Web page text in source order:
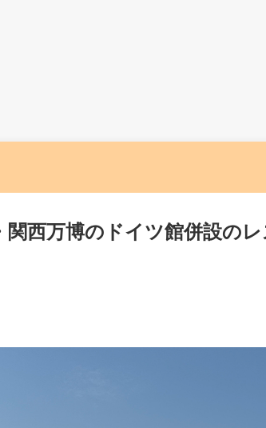
関西万博のドイツ館併設の